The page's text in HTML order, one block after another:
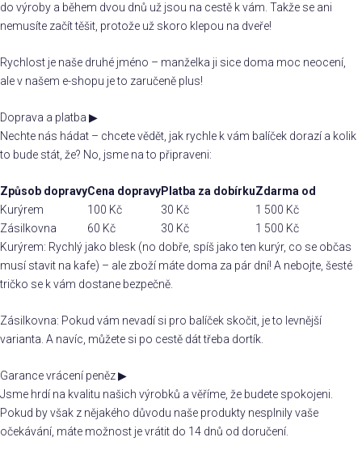
do výroby a během dvou dnů už jsou na cestě k vám. Takže se ani
nemusíte začít těšit, protože už skoro klepou na dveře!
Rychlost je naše druhé jméno – manželka ji sice doma moc neocení,
ale v našem e-shopu je to zaručeně plus!
Doprava a platba ▶
Nechte nás hádat – chcete vědět, jak rychle k vám balíček dorazí a kolik
to bude stát, že? No, jsme na to připraveni:
Způsob dopravyCena dopravyPlatba za dobírkuZdarma od
Kurýrem
100 Kč 30 Kč
1 500 Kč
Zásilkovna
60 Kč 30 Kč
1 500 Kč
Kurýrem: Rychlý jako blesk (no dobře, spíš jako ten kurýr, co se občas
musí stavit na kafe) – ale zboží máte doma za pár dní! A nebojte, šesté
tričko se k vám dostane bezpečně.
Zásilkovna: Pokud vám nevadí si pro balíček skočit, je to levnější
varianta. A navíc, můžete si po cestě dát třeba dortík.
Garance vrácení peněz▶
Jsme hrdí na kvalitu našich výrobků a věříme, že budete spokojeni.
Pokud by však z nějakého důvodu naše produkty nesplnily vaše
očekávání, máte možnost je vrátit do 14 dnů od doručení.